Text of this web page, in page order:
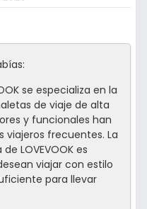
se especializa en la
de viaje de alta
y funcionales han
viajeros frecuentes. La
LOVEVOOK es
viajar con estilo
para llevar